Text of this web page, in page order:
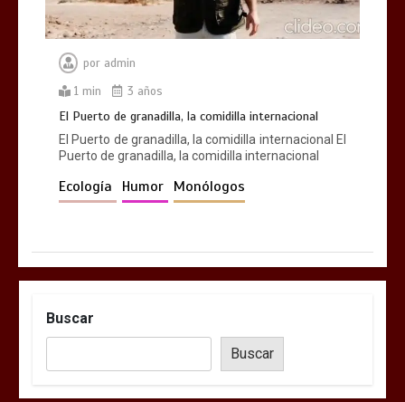
por admin
1 min
3 años
El Puerto de granadilla, la comidilla internacional
El Puerto de granadilla, la comidilla internacional El
Puerto de granadilla, la comidilla internacional
Ecología Humor Monólogos
Buscar
Buscar